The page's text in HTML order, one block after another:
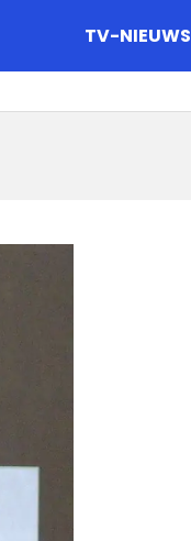
TV-NIEUWS